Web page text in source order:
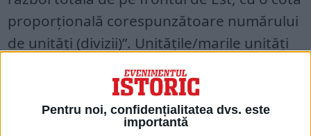
Pentru noi, confidențialitatea dvs. este
importantă
proporţională corespunzătoare numărului
de unităţi (divizii)”. Unităţile/marile unităţi
române puteau să îşi completeze lipsurile
din capturile de război făcute de ele.